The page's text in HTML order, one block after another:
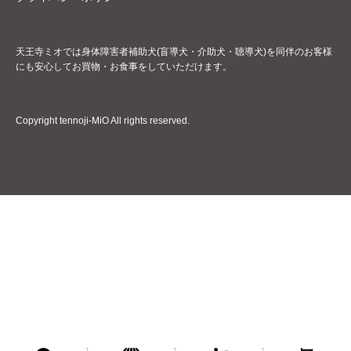
天王寺ミオでは身体障害者補助犬(盲導犬・介助犬・聴導犬)を同伴のお客様
にも安心してお買物・お食事をしていただけます。
Copyright tennoji-MiO All rights reserved.